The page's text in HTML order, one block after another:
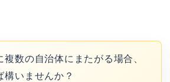
複数の自治体にまたがる場合、
構いませんか？